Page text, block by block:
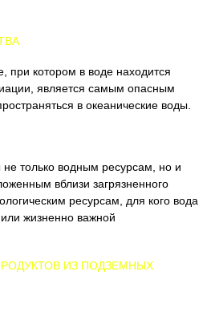
при котором в воде находится
является самым опасным
в океанические воды.
не только водным ресурсам, но и
вблизи загрязненного
ресурсам, для кого вода
жизненно важной
ИЗ ПОДЗЕМНЫХ